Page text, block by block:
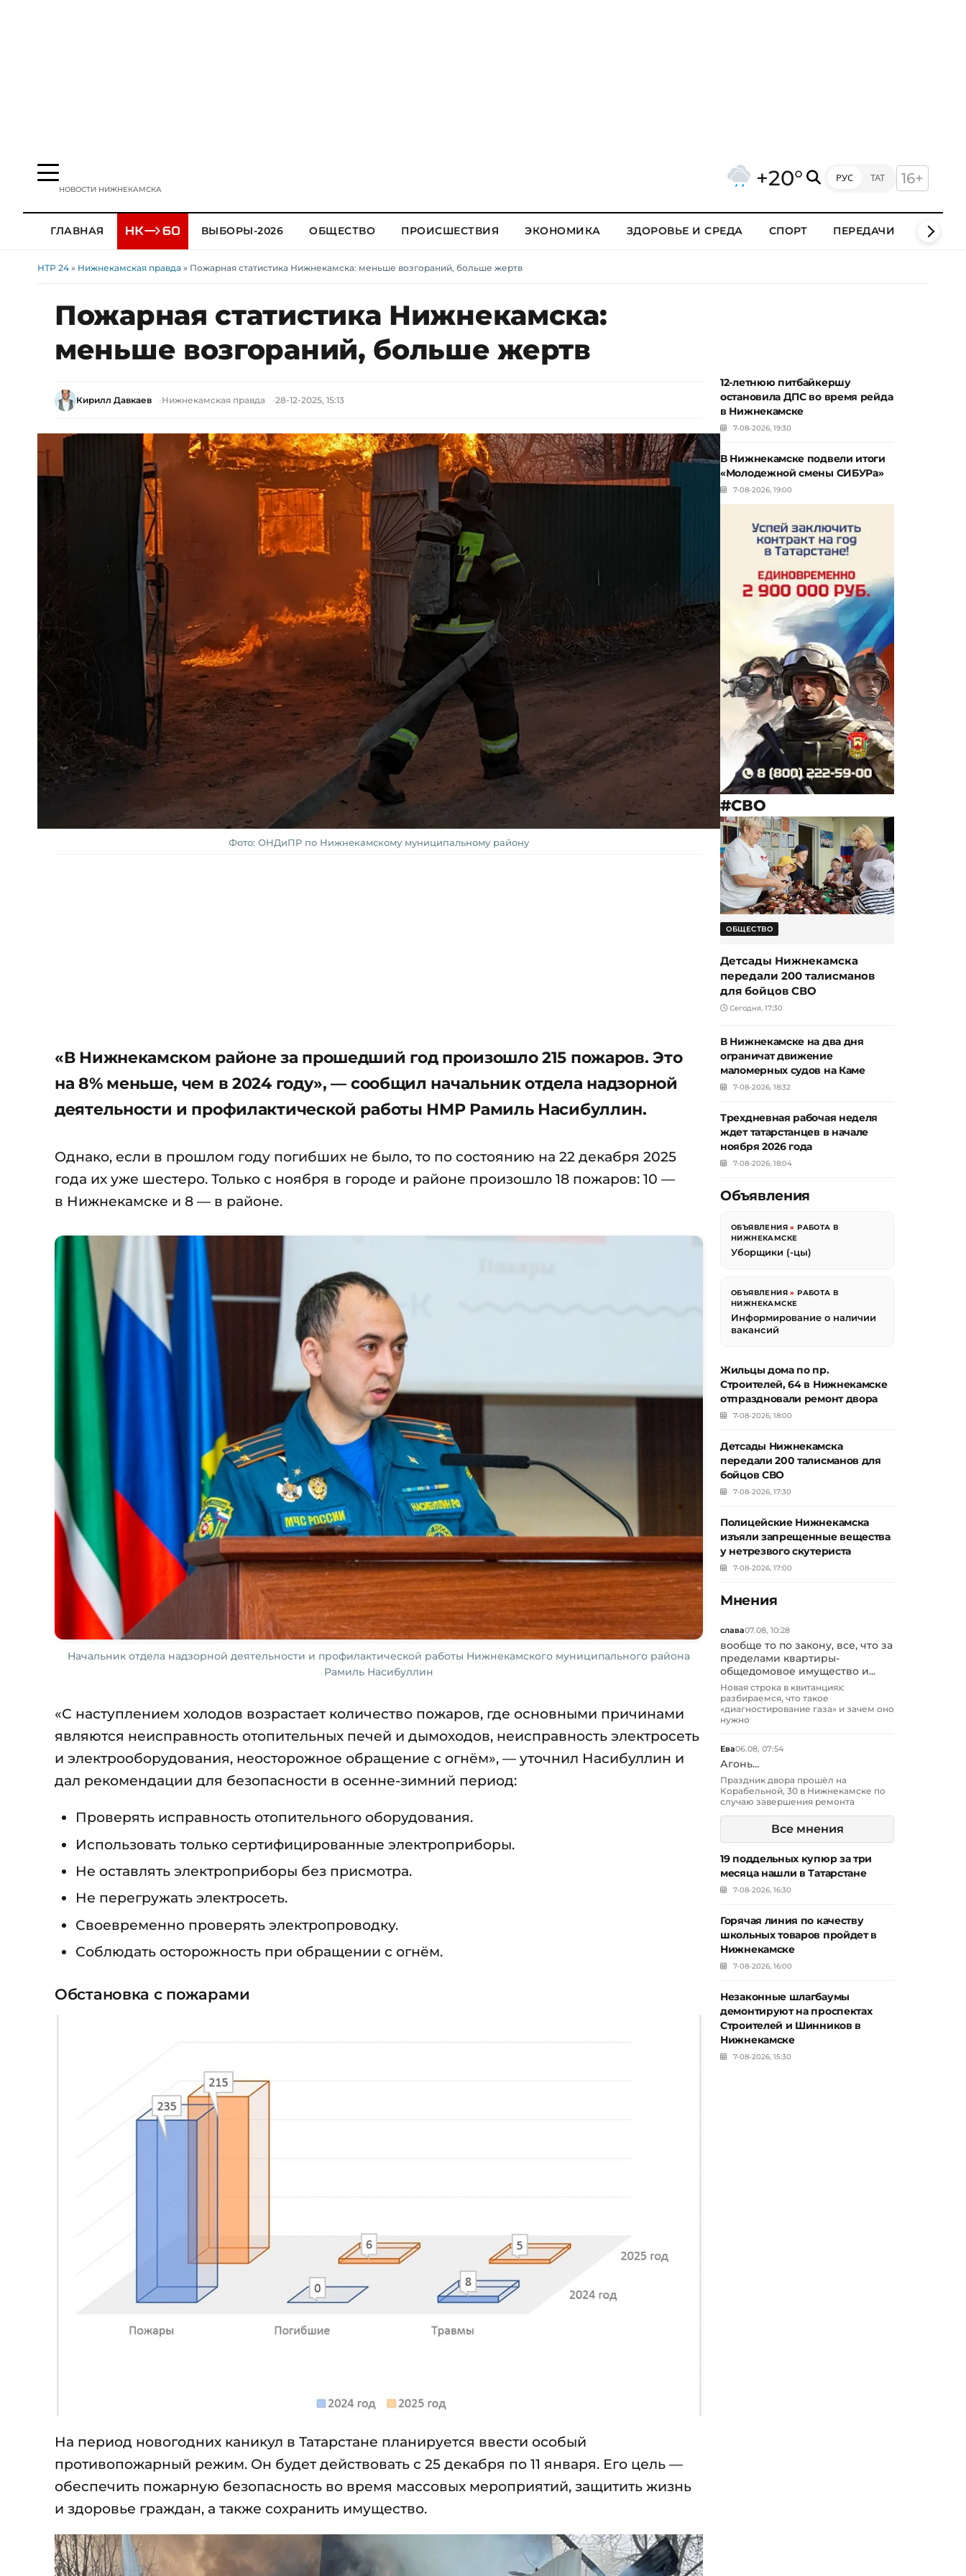
НОВОСТИ НИЖНЕКАМСКА +20° РУС ТАТ 16+
ГЛАВНАЯ ВЫБОРЫ-2026 ОБЩЕСТВО ПРОИСШЕСТВИЯ ЭКОНОМИКА ЗДОРОВЬЕ И СРЕДА СПОРТ ПЕРЕДАЧИ КЛИПЫ
НТР 24 » Нижнекамская правда » Пожарная статистика Нижнекамска: меньше возгораний, больше жертв
Пожарная статистика Нижнекамска:
меньше возгораний, больше жертв
Кирилл Давкаев Нижнекамская правда 28-12-2025, 15:13
Фото: ОНДиПР по Нижнекамскому муниципальному району
«В Нижнекамском районе за прошедший год произошло 215 пожаров. Это
на 8% меньше, чем в 2024 году», — сообщил начальник отдела надзорной
деятельности и профилактической работы НМР Рамиль Насибуллин.
Однако, если в прошлом году погибших не было, то по состоянию на 22 декабря 2025
года их уже шестеро. Только с ноября в городе и районе произошло 18 пожаров: 10 —
в Нижнекамске и 8 — в районе.
Начальник отдела надзорной деятельности и профилактической работы Нижнекамского муниципального района
Рамиль Насибуллин
«С наступлением холодов возрастает количество пожаров, где основными причинами
являются неисправность отопительных печей и дымоходов, неисправность электросеть
и электрооборудования, неосторожное обращение с огнём», — уточнил Насибуллин и
дал рекомендации для безопасности в осенне-зимний период:
Проверять исправность отопительного оборудования.
Использовать только сертифицированные электроприборы.
Не оставлять электроприборы без присмотра.
Не перегружать электросеть.
Своевременно проверять электропроводку.
Соблюдать осторожность при обращении с огнём.
Обстановка с пожарами
На период новогодних каникул в Татарстане планируется ввести особый
противопожарный режим. Он будет действовать с 25 декабря по 11 января. Его цель —
обеспечить пожарную безопасность во время массовых мероприятий, защитить жизнь
и здоровье граждан, а также сохранить имущество.
12-летнюю питбайкершу
остановила ДПС во время рейда
в Нижнекамске
7-08-2026, 19:30
В Нижнекамске подвели итоги
«Молодежной смены СИБУРа»
7-08-2026, 19:00
#СВО
ОБЩЕСТВО
Детсады Нижнекамска
передали 200 талисманов
для бойцов СВО
Сегодня, 17:30
В Нижнекамске на два дня
ограничат движение
маломерных судов на Каме
7-08-2026, 18:32
Трехдневная рабочая неделя
ждет татарстанцев в начале
ноября 2026 года
7-08-2026, 18:04
Объявления
ОБЪЯВЛЕНИЯ »РАБОТА В
НИЖНЕКАМСКЕ
Уборщики (-цы)
ОБЪЯВЛЕНИЯ »РАБОТА В
НИЖНЕКАМСКЕ
Информирование о наличии
вакансий
Жильцы дома по пр.
Строителей, 64 в Нижнекамске
отпраздновали ремонт двора
7-08-2026, 18:00
Детсады Нижнекамска
передали 200 талисманов для
бойцов СВО
7-08-2026, 17:30
Полицейские Нижнекамска
изъяли запрещенные вещества
у нетрезвого скутериста
7-08-2026, 17:00
Мнения
слава07.08, 10:28
вообще то по закону, все, что за
пределами квартиры-
общедомовое имущество и...
Новая строка в квитанциях:
разбираемся, что такое
«диагностирование газа» и зачем оно
нужно
Ева06.08, 07:54
Агонь...
Праздник двора прошёл на
Корабельной, 30 в Нижнекамске по
случаю завершения ремонта
Все мнения
19 поддельных купюр за три
месяца нашли в Татарстане
7-08-2026, 16:30
Горячая линия по качеству
школьных товаров пройдет в
Нижнекамске
7-08-2026, 16:00
Незаконные шлагбаумы
демонтируют на проспектах
Строителей и Шинников в
Нижнекамске
7-08-2026, 15:30